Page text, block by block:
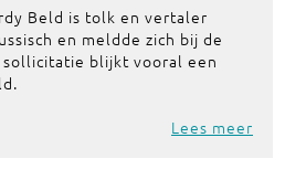
Beld is tolk en vertaler
en meldde zich bij de
sollicitatie blijkt vooral een
Lees meer